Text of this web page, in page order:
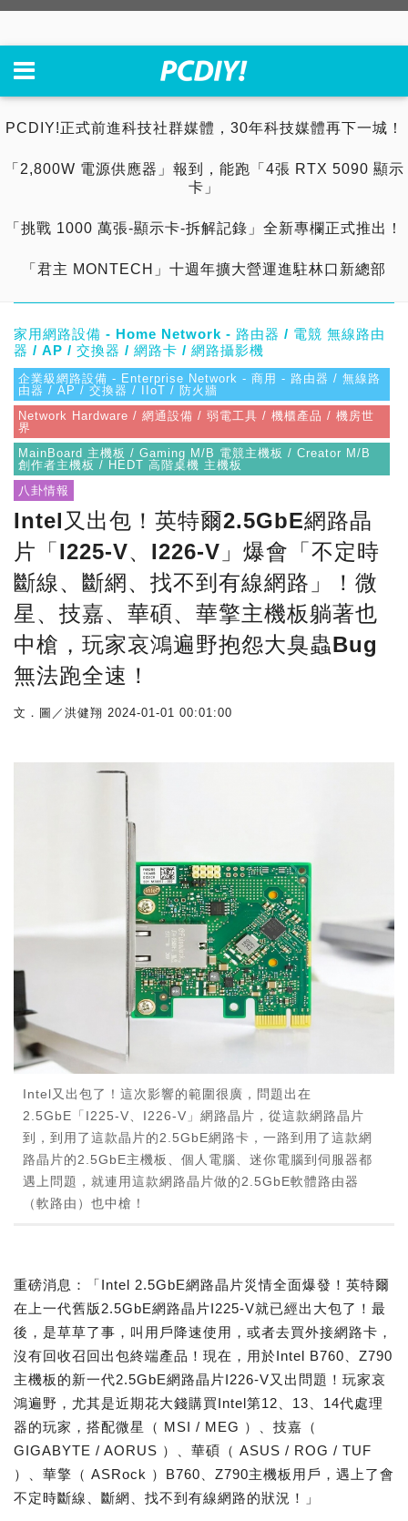
PCDIY!正式前進科技社群媒體，30年科技媒體再下一城！
「2,800W 電源供應器」報到，能跑「4張 RTX 5090 顯示
卡」
「挑戰 1000 萬張-顯示卡-拆解記錄」全新專欄正式推出！
「君主 MONTECH」十週年擴大營運進駐林口新總部
家用網路設備 - Home Network - 路由器 / 電競 無線路由
器 / AP / 交換器 / 網路卡 / 網路攝影機
企業級網路設備 - Enterprise Network - 商用 - 路由器 / 無線路
由器 / AP / 交換器 / IIoT / 防火牆
Network Hardware / 網通設備 / 弱電工具 / 機櫃產品 / 機房世
界
MainBoard 主機板 / Gaming M/B 電競主機板 / Creator M/B
創作者主機板 / HEDT 高階桌機 主機板
八卦情報
Intel又出包！英特爾2.5GbE網路晶
片「I225-V、I226-V」爆會「不定時
斷線、斷網、找不到有線網路」！微
星、技嘉、華碩、華擎主機板躺著也
中槍，玩家哀鴻遍野抱怨大臭蟲Bug
無法跑全速！
文．圖／洪健翔 2024-01-01 00:01:00
Intel又出包了！這次影響的範圍很廣，問題出在
2.5GbE「I225-V、I226-V」網路晶片，從這款網路晶片
到，到用了這款晶片的2.5GbE網路卡，一路到用了這款網
路晶片的2.5GbE主機板、個人電腦、迷你電腦到伺服器都
遇上問題，就連用這款網路晶片做的2.5GbE軟體路由器
（軟路由）也中槍！
重磅消息：「Intel 2.5GbE網路晶片災情全面爆發！英特爾
在上一代舊版2.5GbE網路晶片I225-V就已經出大包了！最
後，是草草了事，叫用戶降速使用，或者去買外接網路卡，
沒有回收召回出包終端產品！現在，用於Intel B760、Z790
主機板的新一代2.5GbE網路晶片I226-V又出問題！玩家哀
鴻遍野，尤其是近期花大錢購買Intel第12、13、14代處理
器的玩家，搭配微星（ MSI / MEG ）、技嘉（
GIGABYTE / AORUS ）、華碩（ ASUS / ROG / TUF
）、華擎（ ASRock ）B760、Z790主機板用戶，遇上了會
不定時斷線、斷網、找不到有線網路的狀況！」